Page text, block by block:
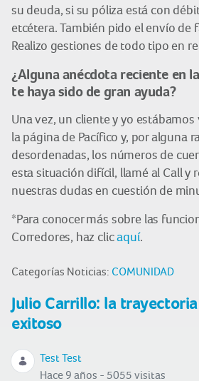
su deuda, si su póliza está con
etcétera. También pido el envío de
Realizo gestiones de todo tipo en
¿Alguna anécdota reciente en
te haya sido de gran ayuda?
Una vez, un cliente y yo
la página de Pacífico y, por alguna
desordenadas, los números de
esta situación difícil, llamé al Call y
nuestras dudas en cuestión de
*Para conocer más sobre las
Corredores, haz clicaquí.
Categorías Noticias: COMUNIDAD
Julio Carrillo: la
exitoso
Test Test
Hace 9 años - 5055 visitas